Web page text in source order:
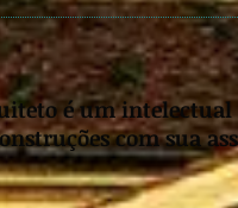
é um
com sua